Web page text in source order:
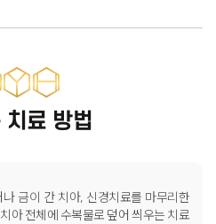
치료 방법
금이 간 치아, 신경치료를 마무리한
치아 전체에 수복물로 덮어 씌우는 치료